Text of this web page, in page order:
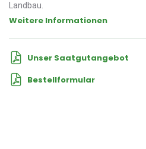
Landbau.
Weitere Informationen
Unser Saatgutangebot
Bestellformular